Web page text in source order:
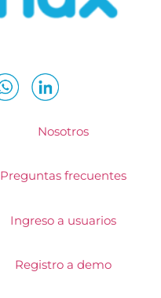
Nosotros
Preguntas frecuentes
Ingreso a usuarios
Registro a demo